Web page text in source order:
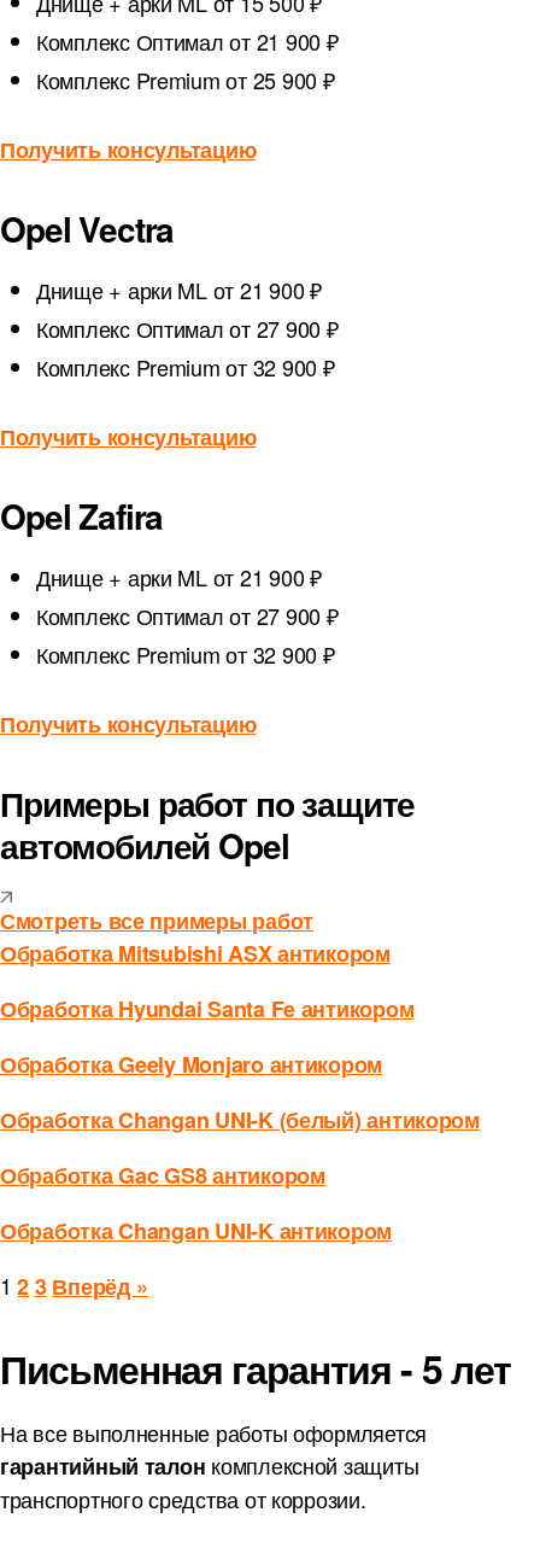
Комплекс Оптималот 21 900 ₽
Комплекс Premiumот 25 900 ₽
Получить консультацию
Opel Vectra
Днище + арки MLот 21 900 ₽
Комплекс Оптималот 27 900 ₽
Комплекс Premiumот 32 900 ₽
Получить консультацию
Opel Zafira
Днище + арки MLот 21 900 ₽
Комплекс Оптималот 27 900 ₽
Комплекс Premiumот 32 900 ₽
Получить консультацию
Примеры работ по защите
автомобилей Opel
Смотреть все примеры работ
Обработка Mitsubishi ASX антикором
Обработка Hyundai Santa Fe антикором
Обработка Geely Monjaro антикором
Обработка Changan UNI-K (белый) антикором
Обработка Gac GS8 антикором
Обработка Changan UNI-K антикором
1 23 Вперёд »
Письменная гарантия - 5 лет
На все выполненные работы оформляется
гарантийный талон комплексной защиты
транспортного средства от коррозии.